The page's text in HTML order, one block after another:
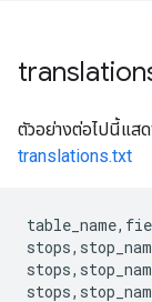
ตัวอย่างต่อไปนี้แส
translations.txt